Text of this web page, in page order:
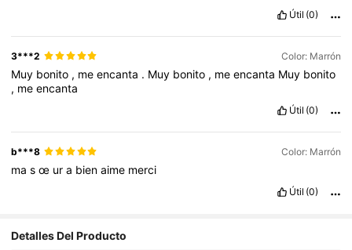
Útil (0)
3***2 Color: Marrón
Muy bonito , meencanta . Muy bonito , meencanta Muy bonito
, meencanta
Útil (0)
b***8 Color: Marrón
masœ ura bienaime merci
Útil (0)
Detalles Del Producto